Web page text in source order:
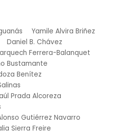
Yamile Alvira Briñez
Daniel B. Chávez
Ferrera-Balanquet
Bustamante
Benítez
Prada Alcoreza
Gutiérrez Navarro
Sierra Freire